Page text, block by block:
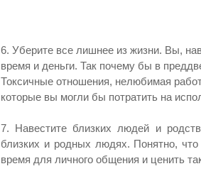
6. Уберите все лишнее из жизни. Вы,
время и деньги. Так почему бы в
Токсичные отношения, нелюбимая
которые вы могли бы потратить на
7. Навестите близких людей и
близких и родных людях. Понятно,
время для личного общения и ценить